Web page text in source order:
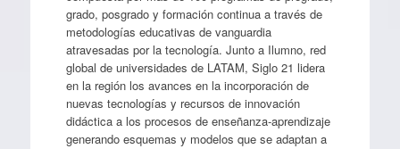
grado, posgrado y formación continua a través de
metodologías educativas de vanguardia
atravesadas por la tecnología. Junto a Ilumno, red
global de universidades de LATAM, Siglo 21 lidera
en la región los avances en la incorporación de
nuevas tecnologías y recursos de innovación
didáctica a los procesos de enseñanza-aprendizaje
generando esquemas y modelos que se adaptan a